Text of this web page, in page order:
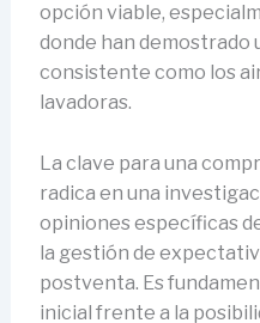
opción viable,
donde han demostrado
consistente como los
lavadoras.
La clave para una
radica en una
opiniones específicas
la gestión de
postventa. Es
inicial frente a la